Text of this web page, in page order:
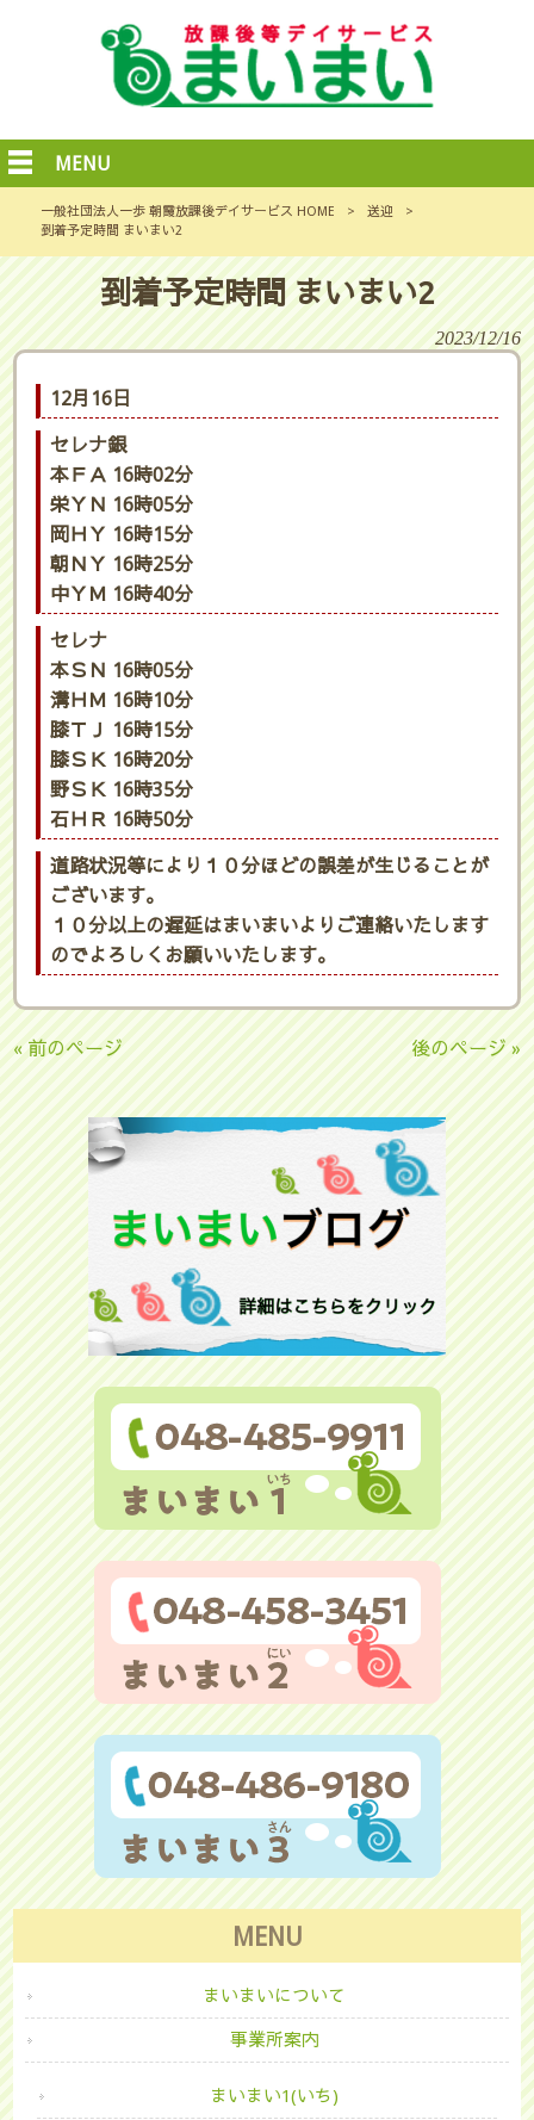
MENU
一般社団法人一歩 朝霞放課後デイサービス HOME > 送迎
>
到着予定時間 まいまい2
到着予定時間 まいまい2
2023/12/16
12月16日
セレナ銀
本ＦＡ 16時02分
栄ＹＮ 16時05分
岡ＨＹ 16時15分
朝ＮＹ 16時25分
中ＹＭ 16時40分
セレナ
本ＳＮ 16時05分
溝ＨＭ 16時10分
膝ＴＪ 16時15分
膝ＳＫ 16時20分
野ＳＫ 16時35分
石ＨＲ 16時50分
道路状況等により１０分ほどの誤差が生じることが
ございます。
１０分以上の遅延はまいまいよりご連絡いたします
のでよろしくお願いいたします。
« 前のページ 後のページ »
MENU
まいまいについて
事業所案内
まいまい1(いち)